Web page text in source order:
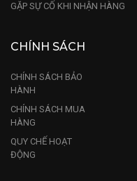
GẶP SỰ CỐ KHI NHẬN HÀNG
CHÍNH SÁCH
CHÍNH SÁCH BẢO
HÀNH
CHÍNH SÁCH MUA
HÀNG
QUY CHẾ HOẠT
ĐỘNG